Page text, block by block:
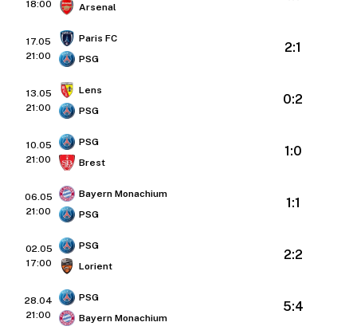
18:00
Arsenal
17.05
21:00
Paris FC
PSG
2:1
13.05
21:00
Lens
PSG
0:2
10.05
21:00
PSG
Brest
1:0
06.05
21:00
Bayern Monachium
PSG
1:1
02.05
17:00
PSG
Lorient
2:2
28.04
21:00
PSG
Bayern Monachium
5:4